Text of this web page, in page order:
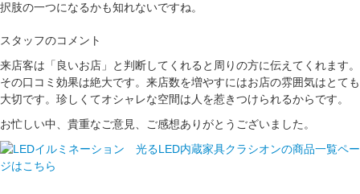
択肢の一つになるかも知れないですね。
スタッフのコメント
来店客は「良いお店」と判断してくれると周りの方に伝えてくれます。
その口コミ効果は絶大です。来店数を増やすにはお店の雰囲気はとても
大切です。珍しくてオシャレな空間は人を惹きつけられるからです。
お忙しい中、貴重なご意見、ご感想ありがとうございました。